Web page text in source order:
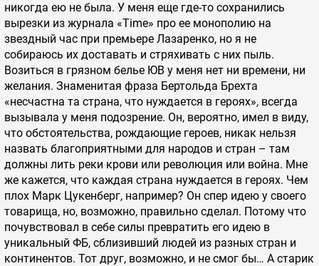
никогда ею не была. У меня еще где-то сохранились
вырезки из журнала «Time» про ее монополию на
звездный час при премьере Лазаренко, но я не
собираюсь их доставать и стряхивать с них пыль.
Возиться в грязном белье ЮВ у меня нет ни времени, ни
желания. Знаменитая фраза Бертольда Брехта
«несчастна та страна, что нуждается в героях», всегда
вызывала у меня подозрение. Он, вероятно, имел в виду,
что обстоятельства, рождающие героев, никак нельзя
назвать благоприятными для народов и стран – там
должны лить реки крови или революция или война. Мне
же кажется, что каждая страна нуждается в героях. Чем
плох Марк Цукенберг, например? Он спер идею у своего
товарища, но, возможно, правильно сделал. Потому что
почувствовал в себе силы превратить его идею в
уникальный ФБ, сблизивший людей из разных стран и
континентов. Тот друг, возможно, и не смог бы… А старик